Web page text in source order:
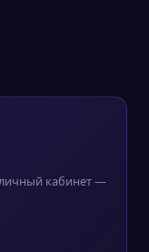
кабинет —